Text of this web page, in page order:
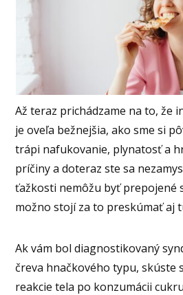
Až teraz prichádzame na to, že
je oveľa bežnejšia, ako sme si
trápi nafukovanie, plynatosť a
príčiny a doteraz ste sa
ťažkosti nemôžu byť prepojené
možno stojí za to preskúmať aj
Ak vám bol diagnostikovaný
čreva hnačkového typu, skúste
reakcie tela po konzumácii